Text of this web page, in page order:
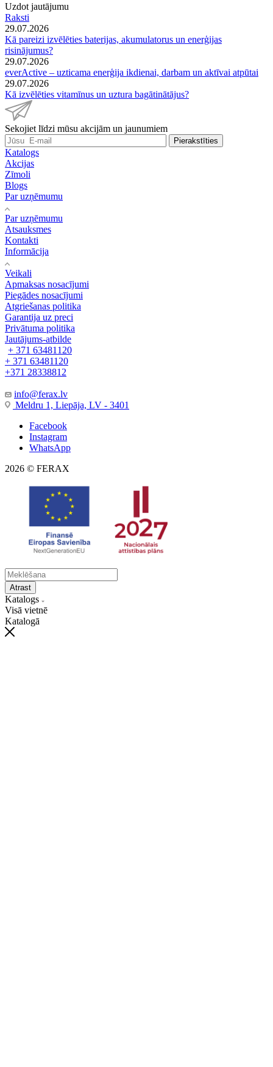
Uzdot jautājumu
Raksti
29.07.2026
Kā pareizi izvēlēties baterijas, akumulatorus un enerģijas
risinājumus?
29.07.2026
everActive – uzticama enerģija ikdienai, darbam un aktīvai atpūtai
29.07.2026
Kā izvēlēties vitamīnus un uztura bagātinātājus?
Sekojiet līdzi mūsu akcijām un jaunumiem
Pierakstīties
Katalogs
Akcijas
Zīmoli
Blogs
Par uzņēmumu
Par uzņēmumu
Atsauksmes
Kontakti
Informācija
Veikali
Apmaksas nosacījumi
Piegādes nosacījumi
Atgriešanas politika
Garantija uz preci
Privātuma politika
Jautājums-atbilde
+ 371 63481120
+ 371 63481120
+371 28338812
info@ferax.lv
Meldru 1, Liepāja, LV - 3401
Facebook
Instagram
WhatsApp
2026 © FERAX
Atrast
Katalogs
Visā vietnē
Katalogā